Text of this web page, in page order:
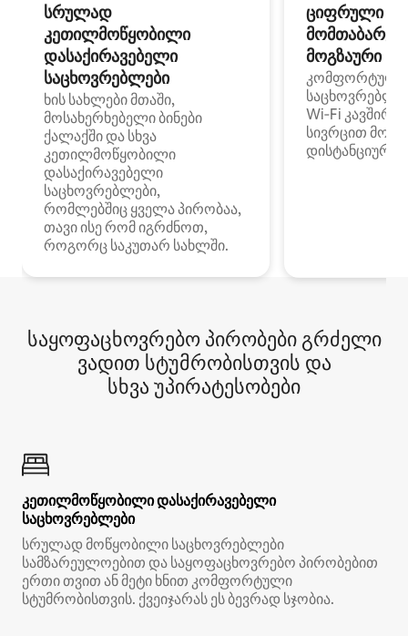
სრულად
კეთილმოწყობილი
დასაქირავებელი
საცხოვრებლები
ხის სახლები მთაში,
მოსახერხებელი ბინები
ქალაქში და სხვა
კეთილმოწყობილი
დასაქირავებელი
საცხოვრებლები,
რომლებშიც ყველა პირობაა,
თავი ისე რომ იგრძნოთ,
როგორც საკუთარ სახლში.
ციფრული
მოგზაური
კომფორტული
Wi‑Fi
სივრცით
დისტანციური
საყოფაცხოვრებო პირობები გრძელი
ვადით სტუმრობისთვის და
სხვა უპირატესობები
კეთილმოწყობილი დასაქირავებელი
საცხოვრებლები
სრულად მოწყობილი საცხოვრებლები
სამზარეულოებით და საყოფაცხოვრებო პირობებით
ერთი თვით ან მეტი ხნით კომფორტული
სტუმრობისთვის. ქვეიჯარას ეს ბევრად სჯობია.